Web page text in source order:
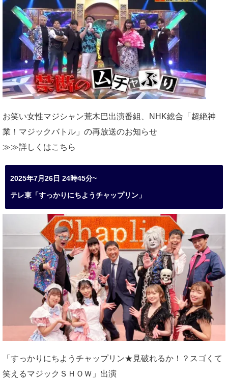
お笑い女性マジシャン荒木巴出演番組、
NHK総合「超絶神
業！マジックバトル」の再放送のお知らせ
≫≫詳しくはこちら
2025年7月26日 24時45分~
テレ東「すっかりにちようチャップリン」
「すっかりにちようチャップリン★見破れるか！？スゴくて
笑えるマジックＳＨＯＷ」出演